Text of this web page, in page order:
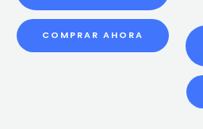
COMPRAR AHORA